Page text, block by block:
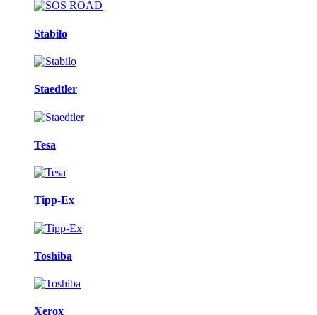
Stabilo
Staedtler
Tesa
Tipp-Ex
Toshiba
Xerox